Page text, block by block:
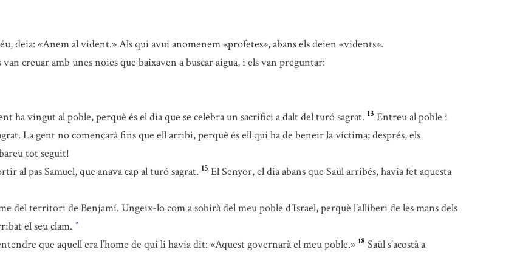
deia: «Anem al vident.» Als qui avui anomenem «profetes», abans els deien «vidents».
creuar amb unes noies que baixaven a buscar aigua, i els van preguntar:
vingut al poble, perquè és el dia que se celebra un sacrifici a dalt del turó sagrat. 13 Entreu al poble i
La gent no començarà fins que ell arribi, perquè és ell qui ha de beneir la víctima; després, els
tot seguit!
al pas Samuel, que anava cap al turó sagrat. 15 El Senyor, el dia abans que Saül arribés, havia fet aquesta
del territori de Benjamí. Ungeix-lo com a sobirà del meu poble d’Israel, perquè l’alliberi de les mans dels
el seu clam. *
que aquell era l’home de qui li havia dit: «Aquest governarà el meu poble.» 18 Saül s’acostà a